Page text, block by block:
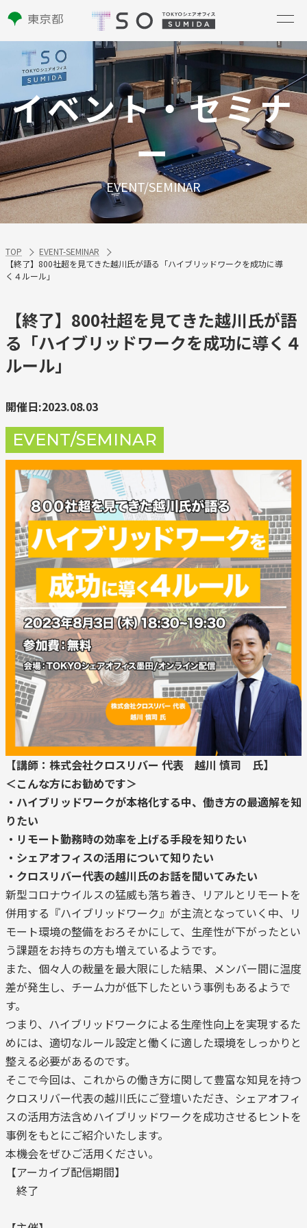
イベント・セミナ
ー
EVENT/SEMINAR
TOP
EVENT-SEMINAR
【終了】800社超を見てきた越川氏が語る「ハイブリッドワークを成功に導
く４ルール」
【終了】800社超を見てきた越川氏が語
る「ハイブリッドワークを成功に導く４
ルール」
開催日:2023.08.03
EVENT/SEMINAR
【講師： 株式会社クロスリバー 代表 越川 慎司 氏】
＜こんな方にお勧めです＞
・ハイブリッドワークが本格化する中、働き方の最適解を知
りたい
・リモート勤務時の効率を上げる手段を知りたい
・シェアオフィスの活用について知りたい
・クロスリバー代表の越川氏のお話を聞いてみたい
新型コロナウイルスの猛威も落ち着き、リアルとリモートを
併用する『ハイブリッドワーク』が主流となっていく中、リ
モート環境の整備をおろそかにして、生産性が下がったとい
う課題をお持ちの方も増えているようです。
また、個々人の裁量を最大限にした結果、メンバー間に温度
差が発生し、チーム力が低下したという事例もあるようで
す。
つまり、ハイブリッドワークによる生産性向上を実現するた
めには、適切なルール設定と働くに適した環境をしっかりと
整える必要があるのです。
そこで今回は、これからの働き方に関して豊富な知見を持つ
クロスリバー代表の越川氏にご登壇いただき、シェアオフィ
スの活用方法含めハイブリッドワークを成功させるヒントを
事例をもとにご紹介いたします。
本機会をぜひご活用ください。
【アーカイブ配信期間】
終了